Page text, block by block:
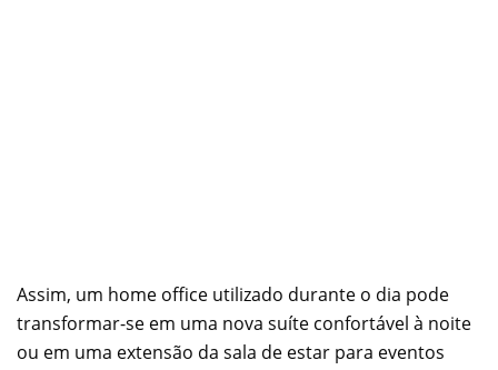
Assim, um home office utilizado durante o dia pode
transformar-se em uma nova suíte confortável à noite
ou em uma extensão da sala de estar para eventos